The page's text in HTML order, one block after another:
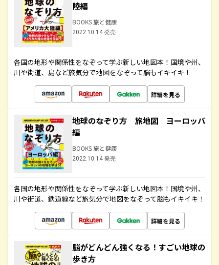
陸編
BOOKS 旅と健康
2022.10.14 発売
各国の地形や関係性をなぞって学ぶ新しい地図本！国境や州、
川や街道、島など旅気分で地図をなぞって脳もイキイキ！
詳細を見る
地球のなぞり方 旅地図 ヨーロッパ
編
BOOKS 旅と健康
2022.10.14 発売
各国の地形や関係性をなぞって学ぶ新しい地図本！国境や州、
川や街道、鉄道線など旅気分で地図をなぞって脳もイキイキ！
詳細を見る
脳がどんどん強くなる！すごい地球の
歩き方